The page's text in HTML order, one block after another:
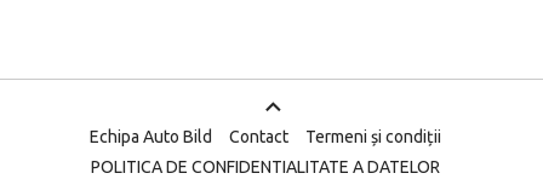
Echipa Auto Bild Contact
Termeni și condiții
POLITICA DE CONFIDENTIALITATE A DATELOR